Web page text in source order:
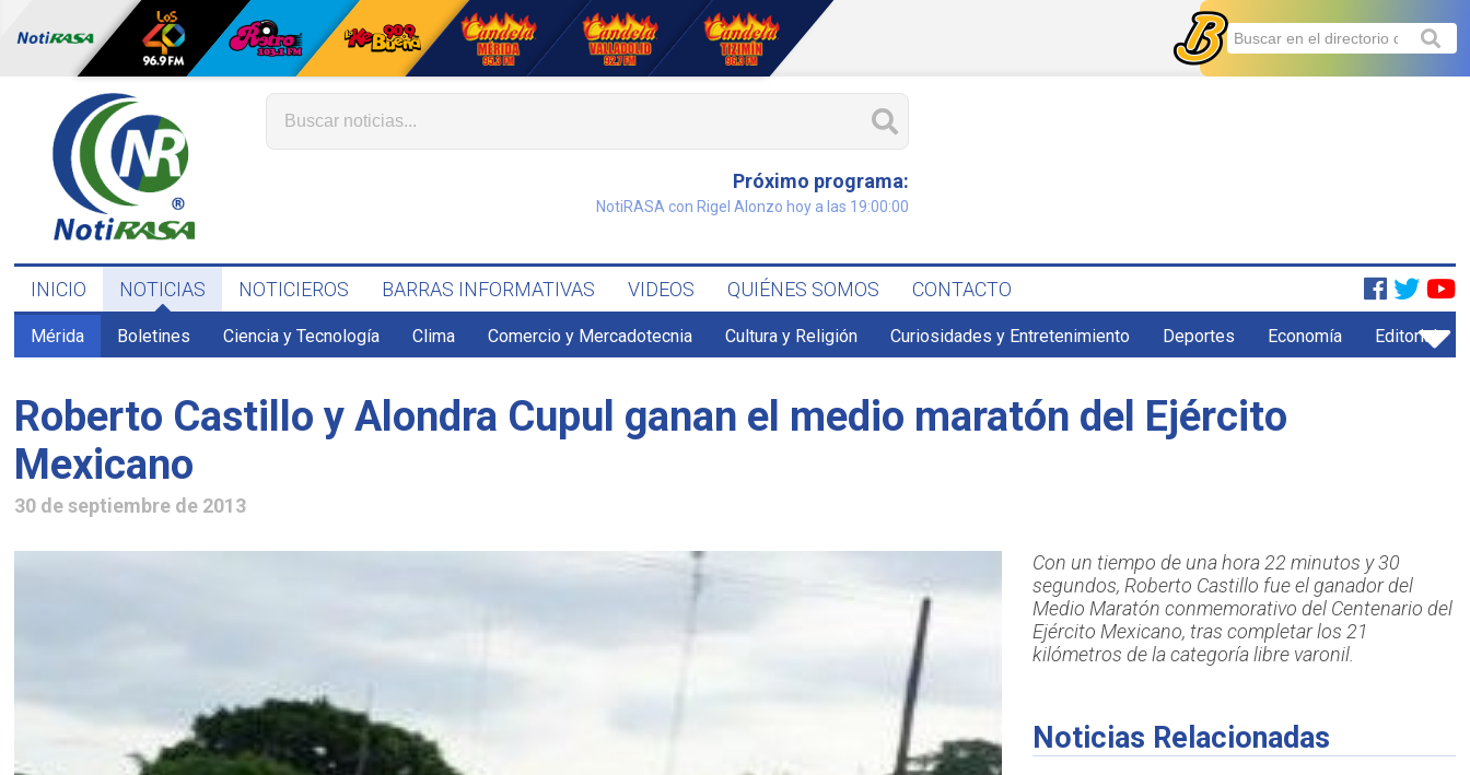
Próximo programa:
NotiRASA con Rigel Alonzo hoy a las 19:00:00
INICIO NOTICIAS NOTICIEROS BARRAS INFORMATIVAS VIDEOS QUIÉNES SOMOS CONTACTO
Mérida Boletines Ciencia y Tecnología Clima Comercio y Mercadotecnia Cultura y Religión Curiosidades y Entretenimiento Deportes Economía Editorial
Roberto Castillo y Alondra Cupul ganan el medio maratón del Ejército
Mexicano
30 de septiembre de 2013
Con un tiempo de una hora 22 minutos y 30
segundos, Roberto Castillo fue el ganador del
Medio Maratón conmemorativo del Centenario del
Ejército Mexicano, tras completar los 21
kilómetros de la categoría libre varonil.
Noticias Relacionadas